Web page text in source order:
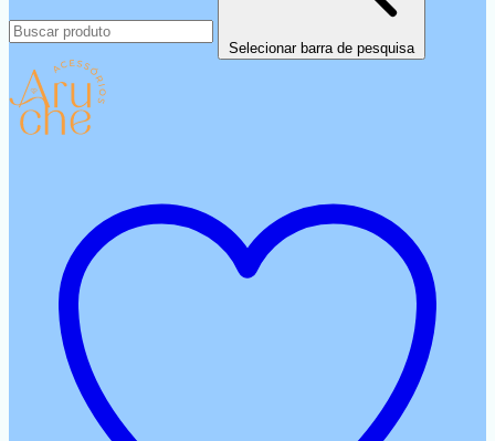
Selecionar barra de pesquisa